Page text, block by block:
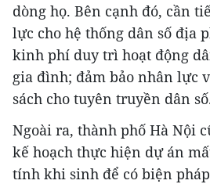
dòng họ. Bên cạnh đó, cần
lực cho hệ thống dân số địa
kinh phí duy trì hoạt động
gia đình; đảm bảo nhân lực
sách cho tuyên truyền dân
Ngoài ra, thành phố Hà Nội
kế hoạch thực hiện dự án
tính khi sinh để có biện